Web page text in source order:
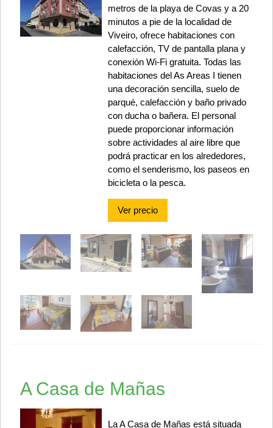
metros de la playa de Covas y a 20
minutos a pie de la localidad de
Viveiro, ofrece habitaciones con
calefacción, TV de pantalla plana y
conexión Wi-Fi gratuita. Todas las
habitaciones del As Areas I tienen
una decoración sencilla, suelo de
parqué, calefacción y baño privado
con ducha o bañera. El personal
puede proporcionar información
sobre actividades al aire libre que
podrá practicar en los alrededores,
como el senderismo, los paseos en
bicicleta o la pesca.
Ver precio
A Casa de Mañas
La A Casa de Mañas está situada